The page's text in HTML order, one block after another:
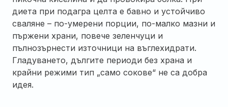
диета при подагра целта е бавно и устойчиво
сваляне – по-умерени порции, по-малко мазни и
пържени храни, повече зеленчуци и
пълнозърнести източници на въглехидрати.
Гладуването, дългите периоди без храна и
крайни режими тип „само сокове“ не са добра
идея.